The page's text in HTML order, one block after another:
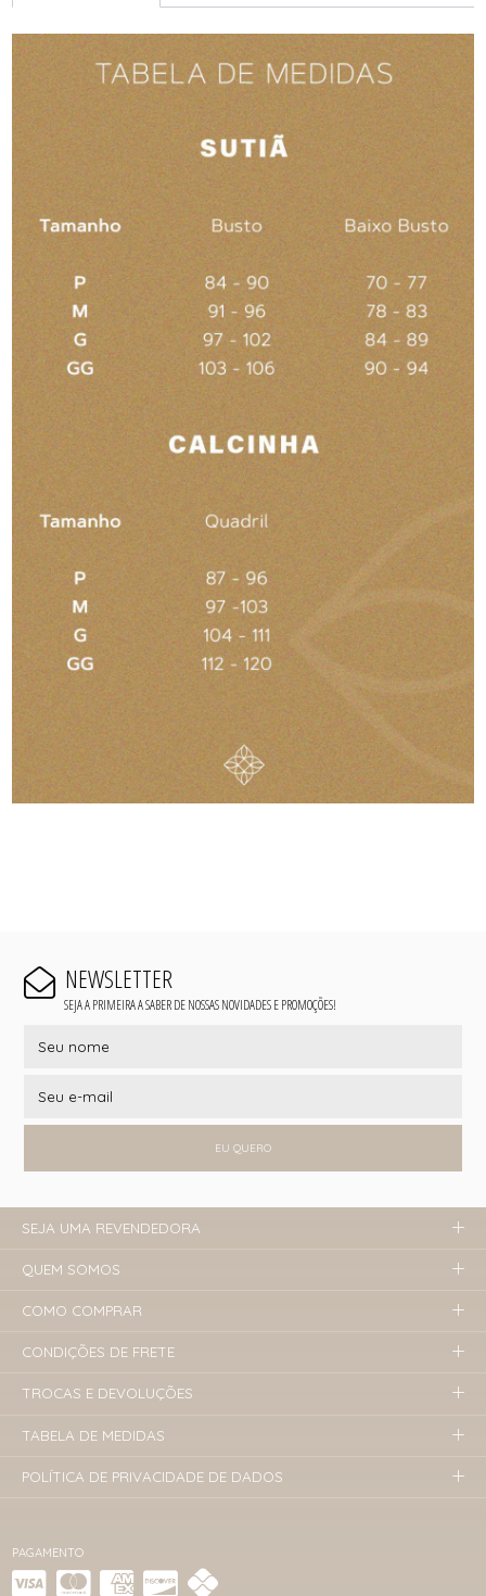
NEWSLETTER
SEJA A PRIMEIRA A SABER DE NOSSAS NOVIDADES E PROMOÇÕES!
EU QUERO
PAGAMENTO
SEJA UMA REVENDEDORA
QUEM SOMOS
COMO COMPRAR
CONDIÇÕES DE FRETE
TROCAS E DEVOLUÇÕES
TABELA DE MEDIDAS
POLÍTICA DE PRIVACIDADE DE DADOS